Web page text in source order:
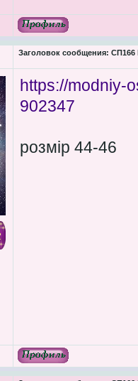
Заголовок сообщения: СП166
https://modniy-
902347
розмір 44-46